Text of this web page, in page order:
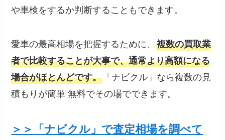
や車検をするか判断することもできます。
愛車の最高相場を把握するために、複数の買取業
者で比較することが大事で、通常より高額になる
場合がほとんどです。 「ナビクル」なら複数の見
積もりが簡単 無料でその場でできます。
＞＞「ナビクル」で査定相場を調べて